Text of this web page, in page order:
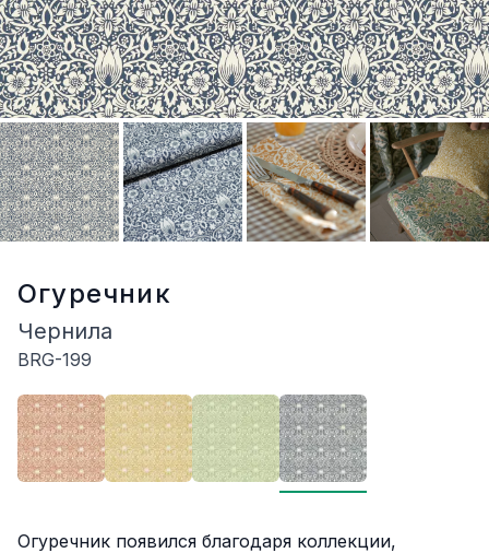
Огуречник
Чернила
BRG-199
Описание
Огуречник появился благодаря коллекции,